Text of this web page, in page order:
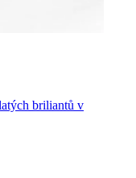
briliantů v